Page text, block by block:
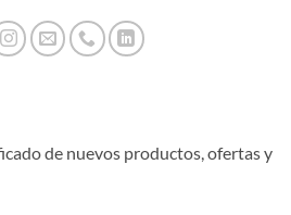
de nuevos productos, ofertas y